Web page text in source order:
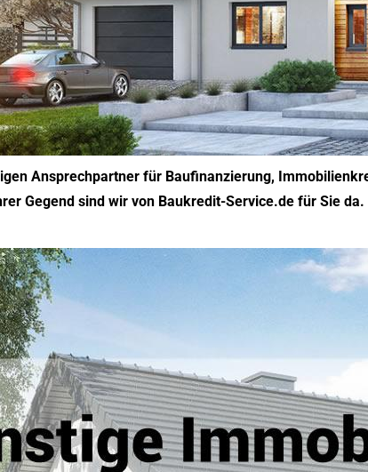
Ansprechpartner für Baufinanzierung,
Gegend sind wir von Baukredit-Service.de für Sie